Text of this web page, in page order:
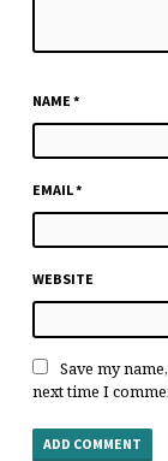
NAME *
EMAIL*
WEBSITE
Save my
next time I